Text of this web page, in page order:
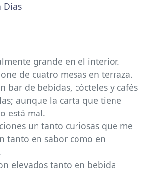
Dias
grande en el interior.
de cuatro mesas en terraza.
bar de bebidas, cócteles y cafés
aunque la carta que tiene
está mal.
un tanto curiosas que me
tanto en sabor como en
elevados tanto en bebida